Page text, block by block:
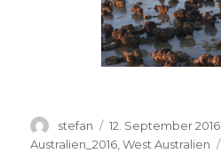
Autor
stefan
Veröffentlicht
am
12. September 2016
Australien_2016 ,West Australien